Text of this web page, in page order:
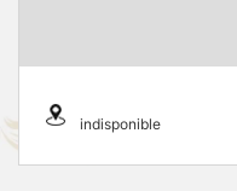
indisponible